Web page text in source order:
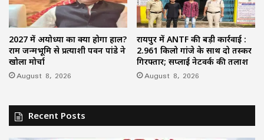
2027 में अयोध्या का क्या होगा हाल?
राम जन्मभूमि से प्रत्याशी पवन पांडे ने
खोला मोर्चा
August 8, 2026
रायपुर में ANTF की बड़ी कार्रवाई :
2.961 किलो गांजे के साथ दो तस्कर
गिरफ्तार; सप्लाई नेटवर्क की तलाश
August 8, 2026
Recent Posts